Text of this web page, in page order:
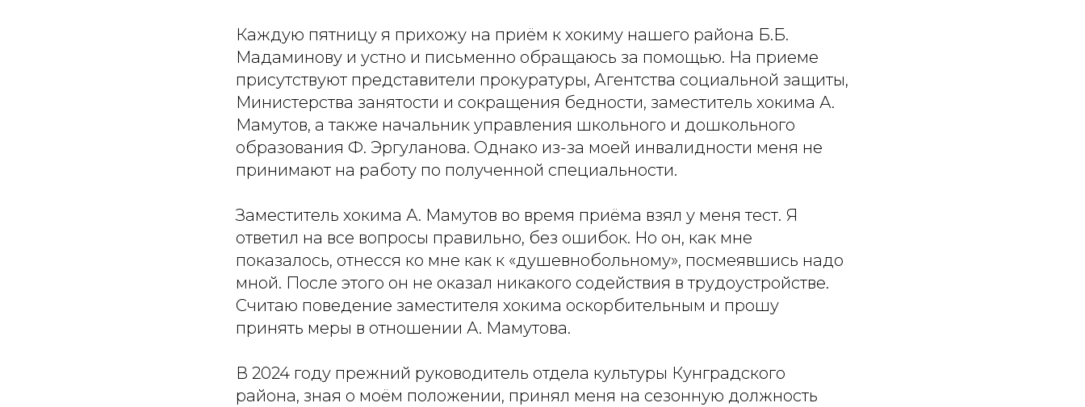
Каждую пятницу я прихожу на приём к хокиму нашего района Б.Б.
Мадаминову и устно и письменно обращаюсь за помощью. На приеме
присутствуют представители прокуратуры, Агентства социальной защиты,
Министерства занятости и сокращения бедности, заместитель хокима А.
Мамутов, а также начальник управления школьного и дошкольного
образования Ф. Эргуланова. Однако из-за моей инвалидности меня не
принимают на работу по полученной специальности.
Заместитель хокима А. Мамутов во время приёма взял у меня тест. Я
ответил на все вопросы правильно, без ошибок. Но он, как мне
показалось, отнесся ко мне как к «душевнобольному», посмеявшись надо
мной. После этого он не оказал никакого содействия в трудоустройстве.
Считаю поведение заместителя хокима оскорбительным и прошу
принять меры в отношении А. Мамутова.
В 2024 году прежний руководитель отдела культуры Кунградского
района, зная о моём положении, принял меня на сезонную должность